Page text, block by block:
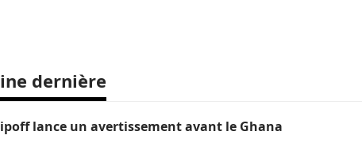
dernière
lance un avertissement avant le Ghana